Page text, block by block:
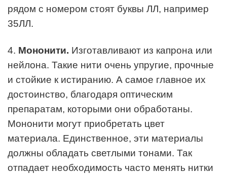
рядом с номером стоят буквы ЛЛ, например
35ЛЛ.
4. Мононити. Изготавливают из капрона или
нейлона. Такие нити очень упругие, прочные
и стойкие к истиранию. А самое главное их
достоинство, благодаря оптическим
препаратам, которыми они обработаны.
Мононити могут приобретать цвет
материала. Единственное, эти материалы
должны обладать светлыми тонами. Так
отпадает необходимость часто менять нитки